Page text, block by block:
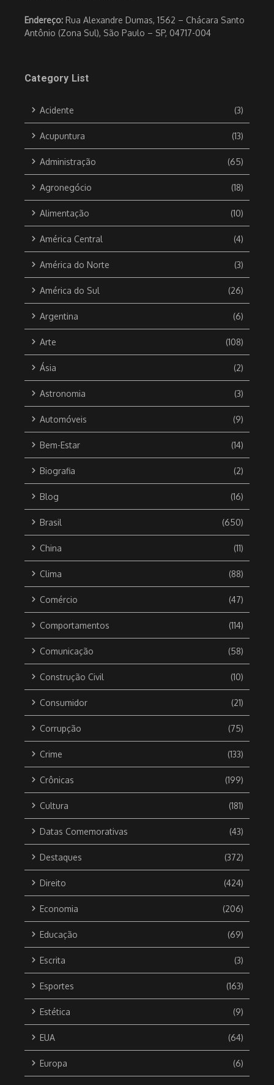
Endereço: Rua Alexandre Dumas, 1562 – Chácara Santo
Antônio (Zona Sul), São Paulo – SP, 04717-004
Category List
Acidente (3)
Acupuntura (13)
Administração (65)
Agronegócio (18)
Alimentação (10)
América Central (4)
América do Norte (3)
América do Sul (26)
Argentina (6)
Arte (108)
Ásia (2)
Astronomia (3)
Automóveis (9)
Bem-Estar (14)
Biografia (2)
Blog (16)
Brasil (650)
China (11)
Clima (88)
Comércio (47)
Comportamentos (114)
Comunicação (58)
Construção Civil (10)
Consumidor (21)
Corrupção (75)
Crime (133)
Crônicas (199)
Cultura (181)
Datas Comemorativas (43)
Destaques (372)
Direito (424)
Economia (206)
Educação (69)
Escrita (3)
Esportes (163)
Estética (9)
EUA (64)
Europa (6)